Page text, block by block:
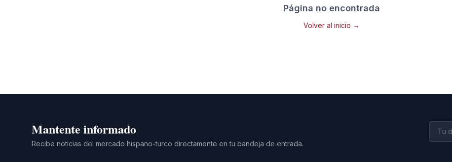
Página no encontrada
Volver al inicio →
Mantente informado
Recibe noticias del mercado hispano-turco directamente en tu bandeja de entrada.